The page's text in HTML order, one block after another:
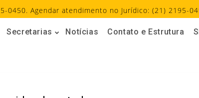
0450. Agendar atendimento no Jurídico: (21) 2195-
Secretarias Notícias Contato e Estrutura